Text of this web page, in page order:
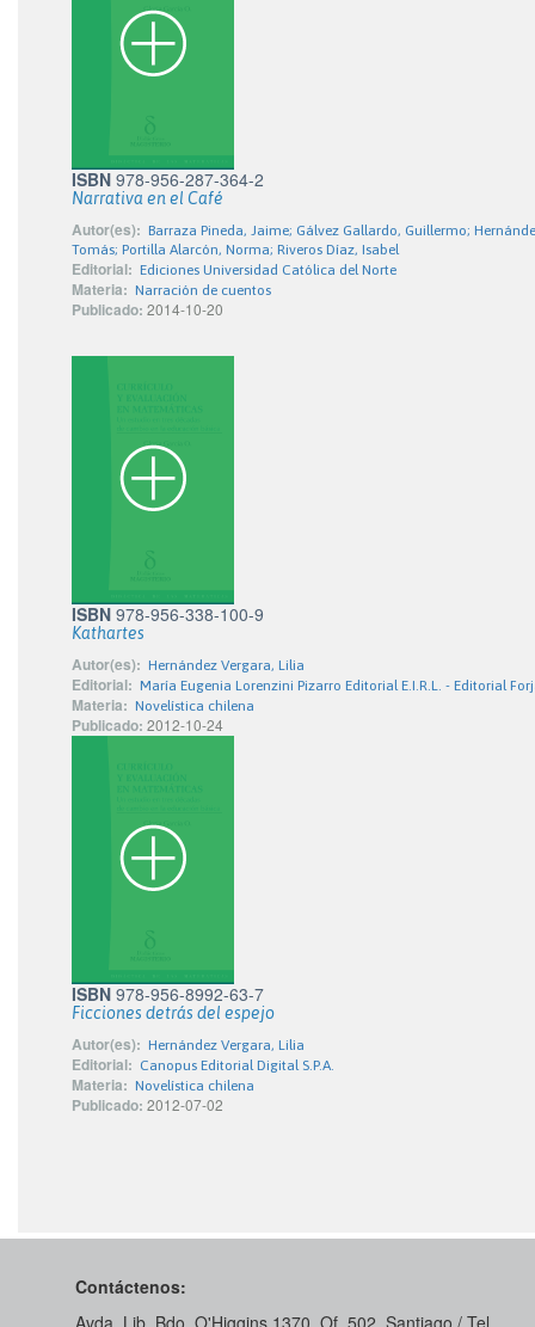
ISBN 978-956-287-364-2
Narrativa en el Café
Autor(es): Barraza Pineda, Jaime; Gálvez Gallardo, Guillermo;
Tomás; Portilla Alarcón, Norma; Riveros Díaz, Isabel
Editorial: Ediciones Universidad Católica del Norte
Materia: Narración de cuentos
Publicado: 2014-10-20
ISBN 978-956-338-100-9
Kathartes
Autor(es): Hernández Vergara, Lilia
Editorial: María Eugenia Lorenzini Pizarro Editorial E.I.R.L. - Editorial
Materia: Novelística chilena
Publicado: 2012-10-24
ISBN 978-956-8992-63-7
Ficciones detrás del espejo
Autor(es): Hernández Vergara, Lilia
Editorial: Canopus Editorial Digital S.P.A.
Materia: Novelística chilena
Publicado: 2012-07-02
Contáctenos:
Avda. Lib. Bdo. O'Higgins 1370, Of. 502. Santiago / Tel.